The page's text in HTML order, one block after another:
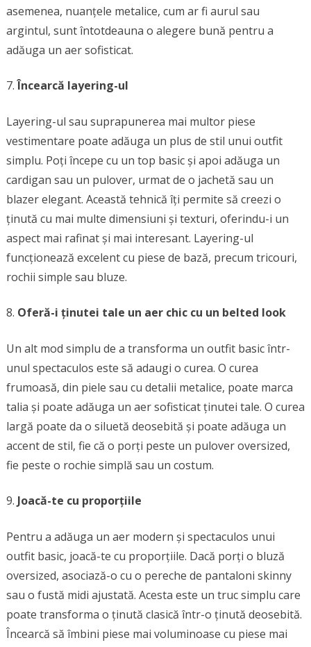
asemenea, nuanțele metalice, cum ar fi aurul sau
argintul, sunt întotdeauna o alegere bună pentru a
adăuga un aer sofisticat.
Încearcă layering-ul
Layering-ul sau suprapunerea mai multor piese
vestimentare poate adăuga un plus de stil unui outfit
simplu. Poți începe cu un top basic și apoi adăuga un
cardigan sau un pulover, urmat de o jachetă sau un
blazer elegant. Această tehnică îți permite să creezi o
ținută cu mai multe dimensiuni și texturi, oferindu-i un
aspect mai rafinat și mai interesant. Layering-ul
funcționează excelent cu piese de bază, precum tricouri,
rochii simple sau bluze.
Oferă-i ținutei tale un aer chic cu un belted look
Un alt mod simplu de a transforma un outfit basic într-
unul spectaculos este să adaugi o curea. O curea
frumoasă, din piele sau cu detalii metalice, poate marca
talia și poate adăuga un aer sofisticat ținutei tale. O curea
largă poate da o siluetă deosebită și poate adăuga un
accent de stil, fie că o porți peste un pulover oversized,
fie peste o rochie simplă sau un costum.
Joacă-te cu proporțiile
Pentru a adăuga un aer modern și spectaculos unui
outfit basic, joacă-te cu proporțiile. Dacă porți o bluză
oversized, asociază-o cu o pereche de pantaloni skinny
sau o fustă midi ajustată. Acesta este un truc simplu care
poate transforma o ținută clasică într-o ținută deosebită.
Încearcă să îmbini piese mai voluminoase cu piese mai